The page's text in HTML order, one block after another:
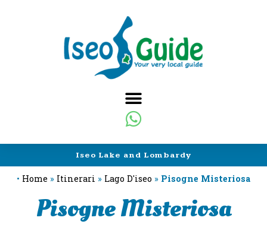
Iseo Lake and Lombardy
• Home » Itinerari » Lago D'iseo » Pisogne Misteriosa
Pisogne Misteriosa